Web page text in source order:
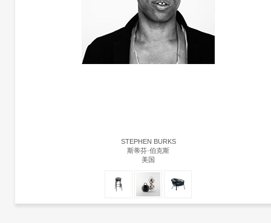
STEPHEN BURKS
斯蒂芬·伯克斯
美国